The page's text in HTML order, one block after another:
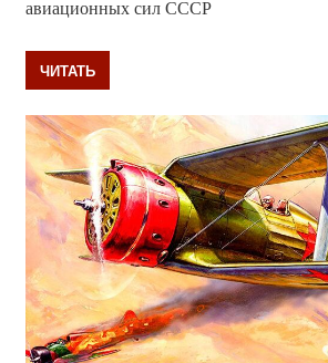
авиационных сил СССР
ЧИТАТЬ